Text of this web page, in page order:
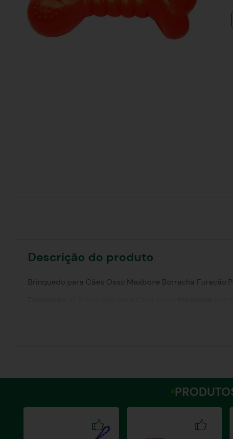
Descrição do produto
Brinquedo para Cães Osso Maxbone Borracha Furacão
mastigação, ajudando a manter os dentes limpos e as
Cores Sortidas:Disponível em várias cores para
Saúde Bucal:Ajuda a limpar os dentes e massagear as
Mantém seu cão ocupado e feliz,
Fortalece o vínculo entre você e seu pet